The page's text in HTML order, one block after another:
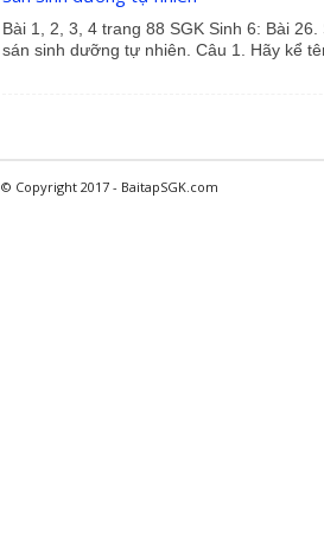
Bài 1, 2, 3, 4 trang 88 SGK Sinh 6: Bài 26.
sán sinh dưỡng tự nhiên. Câu 1. Hãy kể
© Copyright 2017 - BaitapSGK.com